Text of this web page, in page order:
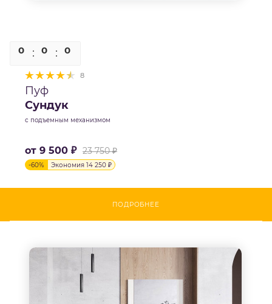
0 0 0
8
Пуф
Сундук
с подъемным механизмом
от 9 500 ₽ 23 750 ₽
-60% Экономия 14 250 ₽
ПОДРОБНЕЕ